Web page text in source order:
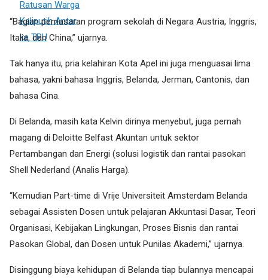
“Bagian pemasaran program sekolah di Negara Austria, Inggris,
Italia, dan China,” ujarnya.
Tak hanya itu, pria kelahiran Kota Apel ini juga menguasai lima
bahasa, yakni bahasa Inggris, Belanda, Jerman, Cantonis, dan
bahasa Cina.
Di Belanda, masih kata Kelvin dirinya menyebut, juga pernah
magang di Deloitte Belfast Akuntan untuk sektor
Pertambangan dan Energi (solusi logistik dan rantai pasokan
Shell Nederland (Analis Harga).
“Kemudian Part-time di Vrije Universiteit Amsterdam Belanda
sebagai Assisten Dosen untuk pelajaran Akkuntasi Dasar, Teori
Organisasi, Kebijakan Lingkungan, Proses Bisnis dan rantai
Pasokan Global, dan Dosen untuk Punilas Akademi,” ujarnya.
Disinggung biaya kehidupan di Belanda tiap bulannya mencapai